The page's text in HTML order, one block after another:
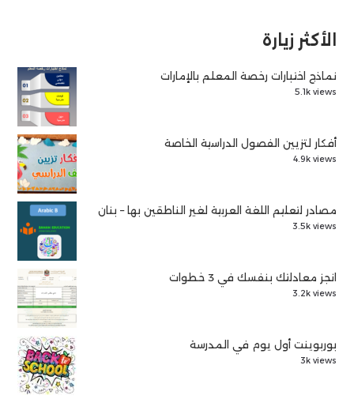
الأكثر زيارة
نماذج اختبارات رخصة المعلم بالإمارات
5.1k views
أفكار لتزيين الفصول الدراسية الخاصة
4.9k views
مصادر لتعليم اللغة العربية لغير الناطقين بها – بنان
3.5k views
انجز معادلتك بنفسك في 3 خطوات
3.2k views
بوربوينت أول يوم في المدرسة
3k views